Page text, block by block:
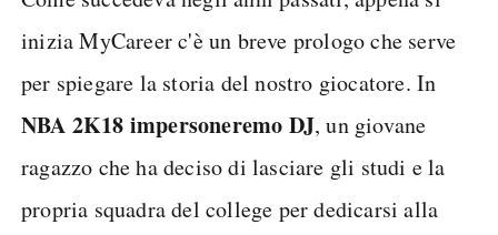
inizia MyCareer c'è un breve prologo che serve
per spiegare la storia del nostro giocatore. In
NBA 2K18 impersoneremo DJ, un giovane
ragazzo che ha deciso di lasciare gli studi e la
propria squadra del college per dedicarsi alla